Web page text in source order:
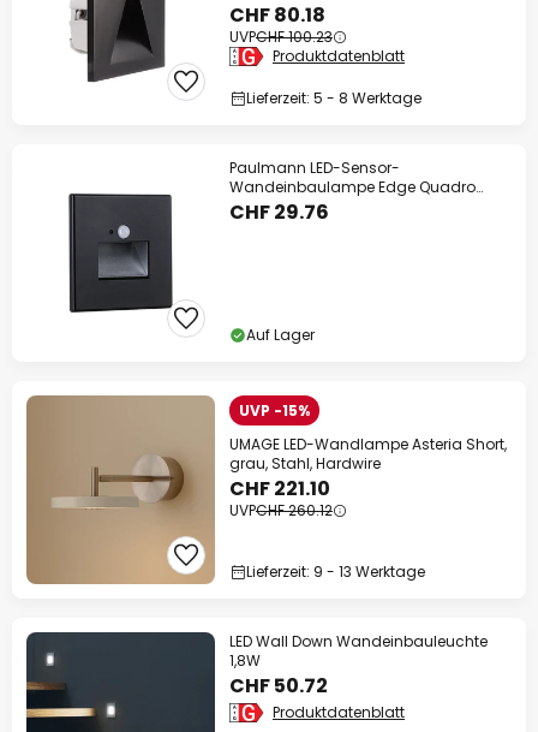
CHF 80.18
UVPCHF 100.23
Produktdatenblatt
Lieferzeit: 5 - 8 Werktage
Paulmann LED-Sensor-
Wandeinbaulampe Edge Quadro
schwarz 8 cm
CHF 29.76
Auf Lager
UVP -15%
UMAGE LED-Wandlampe Asteria Short,
grau, Stahl, Hardwire
CHF 221.10
UVPCHF 260.12
Lieferzeit: 9 - 13 Werktage
LED Wall Down Wandeinbauleuchte
1,8W
CHF 50.72
Produktdatenblatt